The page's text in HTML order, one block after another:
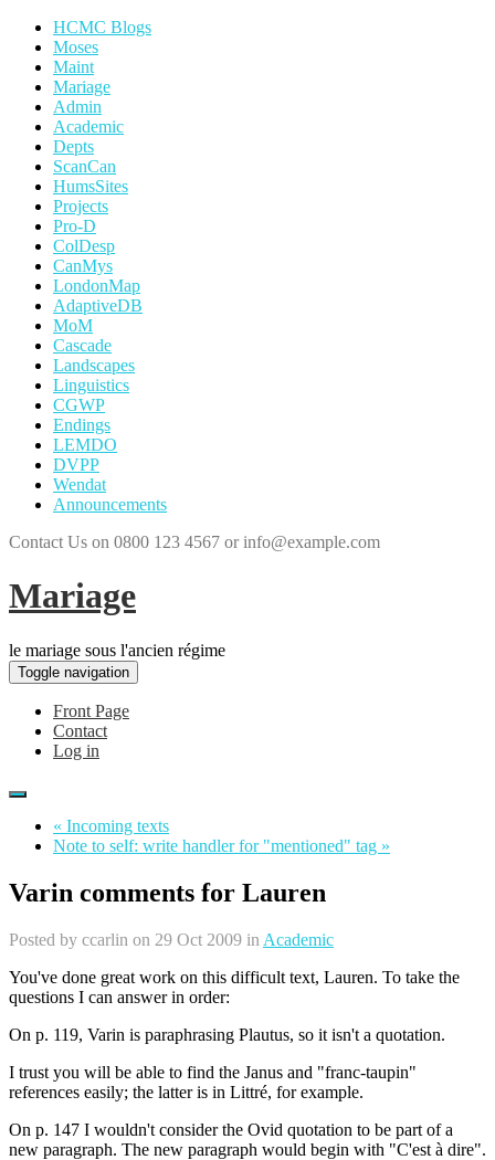
HCMC Blogs
Moses
Maint
Mariage
Admin
Academic
Depts
ScanCan
HumsSites
Projects
Pro-D
ColDesp
CanMys
LondonMap
AdaptiveDB
MoM
Cascade
Landscapes
Linguistics
CGWP
Endings
LEMDO
DVPP
Wendat
Announcements
Contact Us on 0800 123 4567 or info@example.com
Mariage
le mariage sous l'ancien régime
Toggle navigation
Front Page
Contact
Log in
« Incoming texts
Note to self: write handler for "mentioned" tag »
Varin comments for Lauren
Posted by ccarlin on 29 Oct 2009 in Academic
You've done great work on this difficult text, Lauren. To take the
questions I can answer in order:
On p. 119, Varin is paraphrasing Plautus, so it isn't a quotation.
I trust you will be able to find the Janus and "franc-taupin"
references easily; the latter is in Littré, for example.
On p. 147 I wouldn't consider the Ovid quotation to be part of a
new paragraph. The new paragraph would begin with "C'est à dire".